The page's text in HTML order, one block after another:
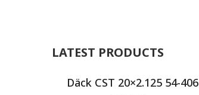
LATEST PRODUCTS
Däck CST 20×2.125 54-406